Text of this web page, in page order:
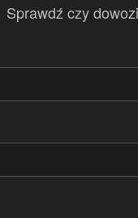
Sprawdź czy